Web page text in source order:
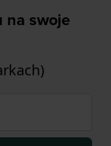
na swoje